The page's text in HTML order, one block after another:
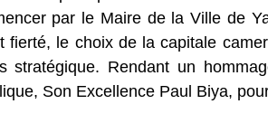
par le Maire de la Ville de
fierté, le choix de la capitale
stratégique. Rendant un
Son Excellence Paul Biya,